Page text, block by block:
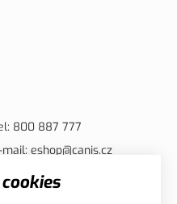
800 887 777
mail: eshop@canis.cz